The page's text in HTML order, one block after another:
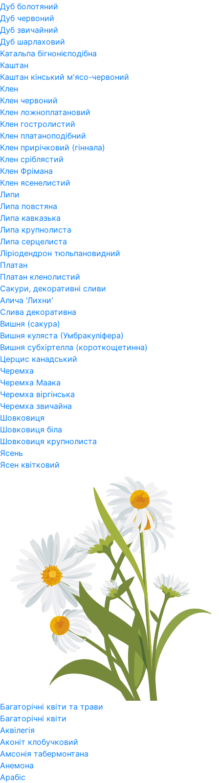
Дуб болотяний
Дуб червоний
Дуб звичайний
Дуб шарлаховий
Катальпа бігнонієподібна
Каштан
Каштан кінський м'ясо-червоний
Клен
Клен червоний
Клен ложноплатановий
Клен гостролистий
Клен платаноподібний
Клен прирічковий (гіннала)
Клен сріблястий
Клен Фрімана
Клен ясенелистий
Липи
Липа повстяна
Липа кавказька
Липа крупнолиста
Липа серцелиста
Ліріодендрон тюльпановидний
Платан
Платан кленолистий
Сакури, декоративні сливи
Алича 'Лихни'
Слива декоративна
Вишня (сакура)
Вишня куляста (Умбракуліфера)
Вишня субхіртелла (короткощетинна)
Церцис канадський
Черемха
Черемха Маака
Черемха віргінська
Черемха звичайна
Шовковиця
Шовковиця біла
Шовковиця крупнолиста
Ясень
Ясен квітковий
Багаторічні квіти та трави
Багаторічні квіти
Аквілегія
Аконіт клобучковий
Амсонія табермонтана
Анемона
Арабіс